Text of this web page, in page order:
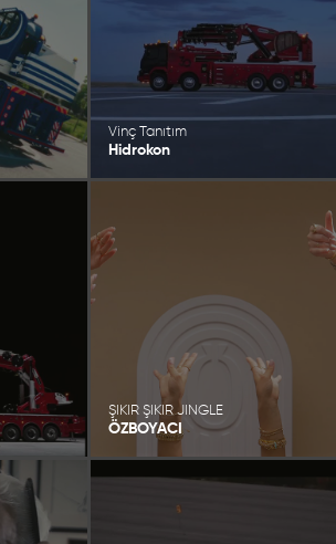
Vinç Tanıtım
Hidrokon
ŞIKIR ŞIKIR JINGLE
ÖZBOYACI